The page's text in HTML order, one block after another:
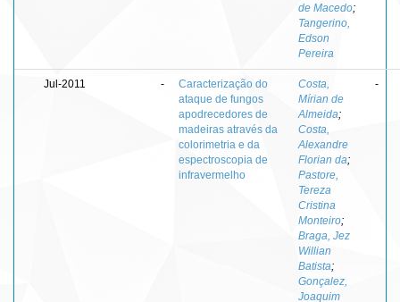
de Macedo;
Tangerino,
Edson
Pereira
Jul-2011 -
Caracterização do
ataque de fungos
apodrecedores de
madeiras através da
colorimetria e da
espectroscopia de
infravermelho
Costa,
Mírian de
Almeida;
Costa,
Alexandre
Florian da;
Pastore,
Tereza
Cristina
Monteiro;
Braga, Jez
Willian
Batista;
Gonçalez,
Joaquim
-